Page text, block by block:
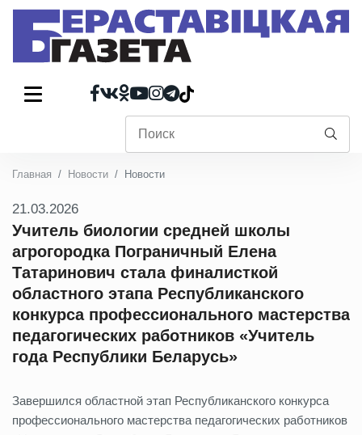
Главная Новости Новости
21.03.2026
Учитель биологии средней школы
агрогородка Пограничный Елена
Татаринович стала финалисткой
областного этапа Республиканского
конкурса профессионального мастерства
педагогических работников «Учитель
года Республики Беларусь»
Завершился областной этап Республиканского конкурса
профессионального мастерства педагогических работников